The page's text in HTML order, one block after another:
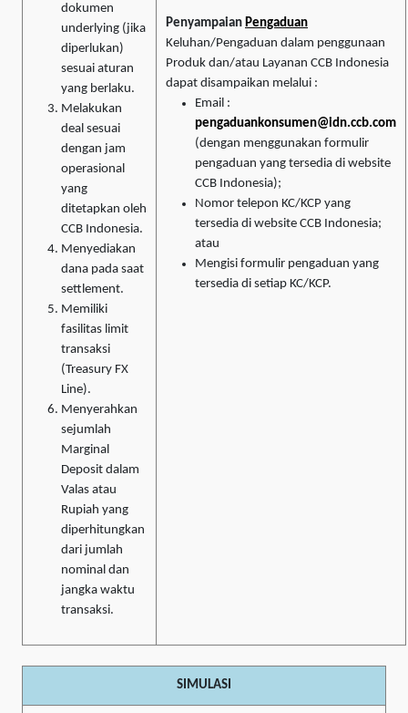
dokumen
underlying (jika
diperlukan)
sesuai aturan
yang berlaku.
Melakukan
deal sesuai
dengan jam
operasional
yang
ditetapkan oleh
CCB Indonesia.
Menyediakan
dana pada saat
settlement.
Memiliki
fasilitas limit
transaksi
(Treasury FX
Line).
Menyerahkan
sejumlah
Marginal
Deposit dalam
Valas atau
Rupiah yang
diperhitungkan
dari jumlah
nominal dan
jangka waktu
transaksi.
Penyampaian Pengaduan
Keluhan/Pengaduan dalam penggunaan
Produk dan/atau Layanan CCB Indonesia
dapat disampaikan melalui :
Email :
pengaduankonsumen@idn.ccb.com
(dengan menggunakan formulir
pengaduan yang tersedia di website
CCB Indonesia);
Nomor telepon KC/KCP yang
tersedia di website CCB Indonesia;
atau
Mengisi formulir pengaduan yang
tersedia di setiap KC/KCP.
SIMULASI